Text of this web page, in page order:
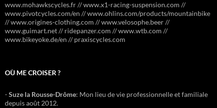
www.mohawkscycles.fr // www.x1-racing-suspension.com //
www.pivotcycles.com/en // www.ohlins.com/products/mountainbike
// www.origines-clothing.com // www.velosophe.beer //
www.guimart.net // ridepanzer.com // www.wtb.com //
www.bikeyoke.de/en // praxiscycles.com
OÙ ME CROISER ?
-Suze la Rousse-Drôme: Mon lieu de vie professionnelle et familiale
depuis août 2012.